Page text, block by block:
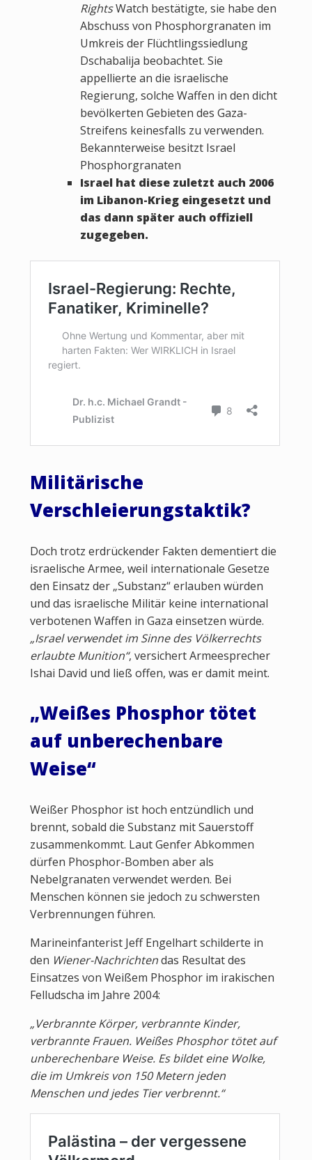
RightsWatch bestätigte, sie habe den
Abschuss von Phosphorgranaten im
Umkreis der Flüchtlingssiedlung
Dschabalija beobachtet. Sie
appellierte an die israelische
Regierung, solche Waffen in den dicht
bevölkerten Gebieten des Gaza-
Streifens keinesfalls zu verwenden.
Bekannterweise besitzt Israel
Phosphorgranaten
Israel hat diese zuletzt auch 2006
im Libanon-Krieg eingesetzt und
das dann später auch offiziell
zugegeben.
Militärische
Verschleierungstaktik?
Doch trotz erdrückender Fakten dementiert die
israelische Armee, weil internationale Gesetze
den Einsatz der „Substanz“ erlauben würden
und das israelische Militär keine international
verbotenen Waffen in Gaza einsetzen würde.
„Israel verwendet im Sinne des Völkerrechts
erlaubte Munition“, versichert Armeesprecher
Ishai David und ließ offen, was er damit meint.
„Weißes Phosphor tötet
auf unberechenbare
Weise“
Weißer Phosphor ist hoch entzündlich und
brennt, sobald die Substanz mit Sauerstoff
zusammenkommt. Laut Genfer Abkommen
dürfen Phosphor-Bomben aber als
Nebelgranaten verwendet werden. Bei
Menschen können sie jedoch zu schwersten
Verbrennungen führen.
Marineinfanterist Jeff Engelhart schilderte in
den Wiener-Nachrichtendas Resultat des
Einsatzes von Weißem Phosphor im irakischen
Felludscha im Jahre 2004:
„Verbrannte Körper, verbrannte Kinder,
verbrannte Frauen. Weißes Phosphor tötet auf
unberechenbare Weise. Es bildet eine Wolke,
die im Umkreis von 150 Metern jeden
Menschen und jedes Tier verbrennt.“